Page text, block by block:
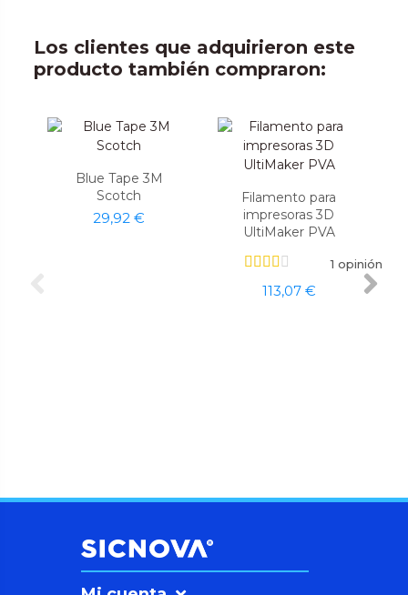
Los clientes que adquirieron este
producto también compraron:
Blue Tape 3M
Scotch
29,92 €
Filamento para
impresoras 3D
UltiMaker PVA
1 opinión
113,07 €